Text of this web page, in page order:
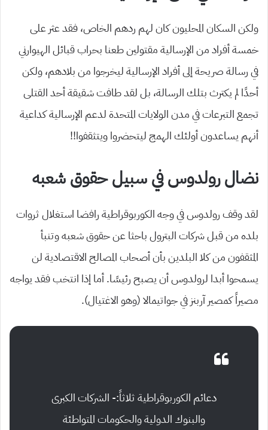
ولكن السكان المحليون كان لهم ردهم الخاص، فقد عثر على
خمسة أفراد من الإرسالية مقتولين طعنا بحراب قبائل الهيوارني
في رسالة صريحة إلى أفراد الإرسالية ليخرجوا من بلادهم، ولكن
أحدًا لم يكترث بتلك الرسالة، بل لقد طافت شقيقة أحد القتلى
تجمع التبرعات في مدن الولايات المتحدة لدعم الإرسالية كداعية
أنهم يساعدون أولئك الهمج ليتحضروا ويتثقفوا!!
نضال رولدوس في سبيل حقوق شعبه
لقد وقف رولدوس في وجه الكوربوقراطية رافضا استغلال ثروات
بلده من قبل شركات البترول باحثا عن حقوق شعبه وتنبأ
المثقفون من كلا البلدين بأن أصحاب المصالح الاقتصادية لن
يسمحوا أبدا لرولدوس أن يصبح رئيسًا. أما إذا انتخب فقد يواجه
مصيراً كمصير آربنز في جواتيمالا (وهو الاغتيال).
دعائم الكوربوقراطية ثلاثاً:- الشركات الكبرى
والبنوك الدولية والحكومات المتواطئة